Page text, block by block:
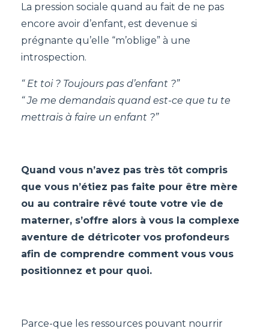
La pression sociale quand au fait de ne pas
encore avoir d’enfant, est devenue si
prégnante qu’elle “m’oblige” à une
introspection.
“ Et toi ? Toujours pas d’enfant ?”
“ Je me demandais quand est-ce que tu te
mettrais à faire un enfant ?”
Quand vous n’avez pas très tôt compris
que vous n’étiez pas faite pour être mère
ou au contraire rêvé toute votre vie de
materner, s’offre alors à vous la complexe
aventure de détricoter vos profondeurs
afin de comprendre comment vous vous
positionnez et pour quoi.
Parce-que les ressources pouvant nourrir